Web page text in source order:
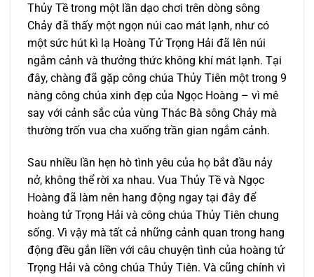
Thủy Tề trong một lần dạo chơi trên dòng sông
Chảy đã thấy một ngọn núi cao mát lạnh, như có
một sức hút kì lạ Hoàng Tử Trọng Hải đã lên núi
ngắm cảnh và thưởng thức không khí mát lạnh. Tại
đây, chàng đã gặp công chúa Thủy Tiên một trong 9
nàng công chúa xinh đẹp của Ngọc Hoàng – vì mê
say với cảnh sắc của vùng Thác Bà sông Chảy mà
thường trốn vua cha xuống trần gian ngắm cảnh.
Sau nhiều lần hẹn hò tình yêu của họ bắt đầu nảy
nở, không thể rời xa nhau. Vua Thủy Tề và Ngọc
Hoàng đã làm nên hang động ngay tại đây để
hoàng tử Trọng Hải và công chúa Thủy Tiên chung
sống. Vì vậy mà tất cả những cảnh quan trong hang
động đều gắn liền với câu chuyện tình của hoàng tử
Trọng Hải và công chúa Thủy Tiên. Và cũng chính vì